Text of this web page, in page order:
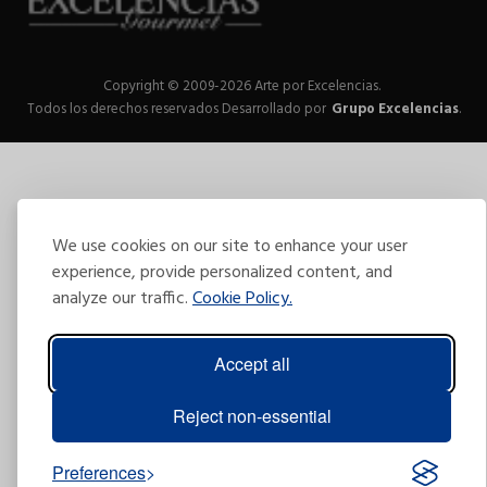
We use cookies on our site to enhance your user
experience, provide personalized content, and
analyze our traffic.Cookie Policy.
Accept all
Reject non-essential
Preferences
Copyright © 2009-2026 Arte por Excelencias.
Todos los derechos reservadosDesarrollado por Grupo Excelencias.